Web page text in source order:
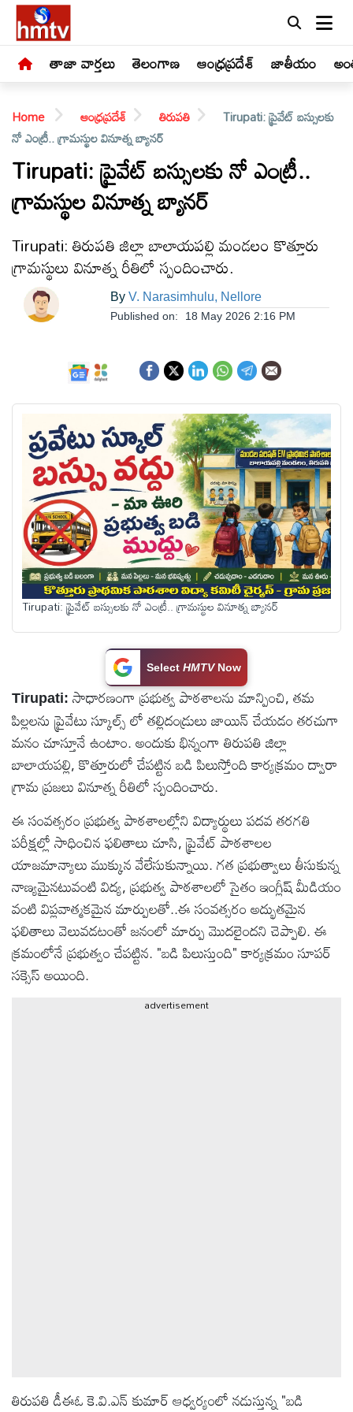
తాజా వార్తలు తెలంగాణ ఆంధ్రప్రదేశ్ జాతీయం
LIVE
వార్తలు
తెలంగాణ
ఆంధ్రప్రదేశ్
జాతీయం
అంతర్జాతీయం
సినిమా
క్రీడలు
వ్యాపారం
స్టైల్
టెక్నాలజీ
స్పెషల్స్
కెరీర్ &
ఉద్యోగాలు
లైవ్
టీవి
వ్యవసాయం
Home ఆంధ్రప్రదేశ్ తిరుపతి
Tirupati: ప్రైవేట్ బస్సులకు
నో ఎంట్రీ.. గ్రామస్థుల వినూత్న బ్యానర్
Tirupati: ప్రైవేట్ బస్సులకు నో ఎంట్రీ..
గ్రామస్థుల వినూత్న బ్యానర్
Tirupati: తిరుపతి జిల్లా బాలాయపల్లి మండలం కొత్తూరు
గ్రామస్థులు వినూత్న రీతిలో స్పందించారు.
By V. Narasimhulu, Nellore
Published on: 18 May 2026 2:16 PM
Tirupati: ప్రైవేట్ బస్సులకు నో ఎంట్రీ.. గ్రామస్థుల వినూత్న బ్యానర్
Select HMTVNow
Tirupati: సాధారణంగా ప్రభుత్వ పాఠశాలను మాన్పించి, తమ
పిల్లలను ప్రైవేటు స్కూల్స్ లో తల్లిదండ్రులు జాయిన్ చేయడం తరచుగా
మనం చూస్తూనే ఉంటాం. అందుకు భిన్నంగా తిరుపతి జిల్లా
బాలాయపల్లి, కొత్తూరులో చేపట్టిన బడి పిలుస్తోంది కార్యక్రమం ద్వారా
గ్రామ ప్రజలు వినూత్న రీతిలో స్పందించారు.
ఈ సంవత్సరం ప్రభుత్వ పాఠశాలల్లోని విద్యార్థులు పదవ తరగతి
పరీక్షల్లో సాధించిన ఫలితాలు చూసి, ప్రైవేట్ పాఠశాలల
యాజమాన్యాలు ముక్కున వేలేసుకున్నాయి. గత ప్రభుత్వాలు తీసుకున్న
నాణ్యమైనటువంటి విద్య, ప్రభుత్వ పాఠశాలలో సైతం ఇంగ్లీష్ మీడియం
వంటి విప్లవాత్మకమైన మార్పులతో..ఈ సంవత్సరం అద్భుతమైన
ఫలితాలు వెలువడటంతో జనంలో మార్పు మొదలైందని చెప్పాలి. ఈ
క్రమంలోనే ప్రభుత్వం చేపట్టిన. "బడి పిలుస్తుంది" కార్యక్రమం సూపర్
సక్సెస్ అయింది.
advertisement
తిరుపతి డీఈఓ కె.వి.ఎన్ కుమార్ ఆధ్వర్యంలో నడుస్తున్న "బడి